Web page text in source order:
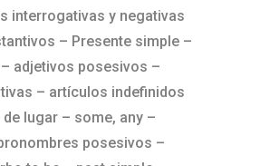
interrogativas y negativas
– Presente simple –
adjetivos posesivos –
– artículos indefinidos
lugar – some, any –
posesivos –